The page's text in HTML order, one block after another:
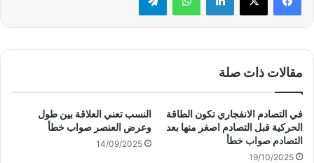
مقالات ذات صلة
في التصادم الانفجاري تكون الطاقة
الحركية قبل التصادم اصغر منها بعد
التصادم صواب خطأ
19/10/2025
النسب تعني العلاقة بين طول
وعرض العنصر صواب خطأ
14/09/2025